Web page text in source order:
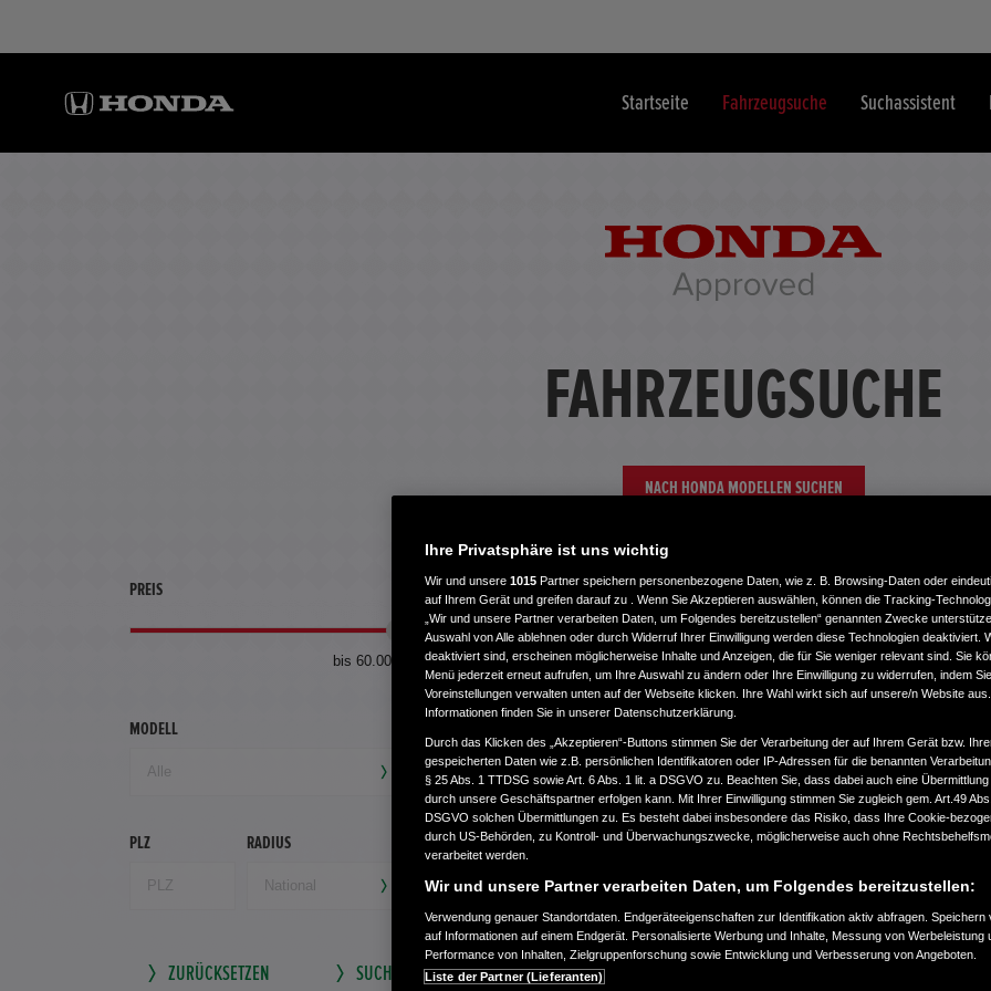
Startseite Fahrzeugsuche Suchassistent
FAHRZEUGSUCHE
NACH HONDA MODELLEN SUCHEN
PREIS
bis 60.000 €
ERSTZULASSUNG
ab 2000
bis
360.000
km
LEISTUNG
MODELL
PLZ RADIUS EURONORM
ZURÜCKSETZEN SUCHE SPEICHERN SUCHAUFTRAG ERSTELLEN
Ihre Privatsphäre ist uns wichtig
Wir und unsere 1015 Partner speichern personenbezogene Daten, wie z. B. Browsing-Daten oder
auf Ihrem Gerät und greifen darauf zu . Wenn Sie Akzeptieren auswählen, können die Tracking-
„Wir und unsere Partner verarbeiten Daten, um Folgendes bereitzustellen“ genannten Zwecke
Auswahl von Alle ablehnen oder durch Widerruf Ihrer Einwilligung werden diese Technologien deaktiviert.
deaktiviert sind, erscheinen möglicherweise Inhalte und Anzeigen, die für Sie weniger relevant sind. Sie
Menü jederzeit erneut aufrufen, um Ihre Auswahl zu ändern oder Ihre Einwilligung zu widerrufen, indem
Voreinstellungen verwalten unten auf der Webseite klicken. Ihre Wahl wirkt sich auf unsere/n Website
Informationen finden Sie in unserer Datenschutzerklärung.
Durch das Klicken des „Akzeptieren“-Buttons stimmen Sie der Verarbeitung der auf Ihrem Gerät bzw.
gespeicherten Daten wie z.B. persönlichen Identifikatoren oder IP-Adressen für die benannten
§ 25 Abs. 1 TTDSG sowie Art. 6 Abs. 1 lit. a DSGVO zu. Beachten Sie, dass dabei auch eine Übermittlung
durch unsere Geschäftspartner erfolgen kann. Mit Ihrer Einwilligung stimmen Sie zugleich gem. Art.49
DSGVO solchen Übermittlungen zu. Es besteht dabei insbesondere das Risiko, dass Ihre Cookie-
durch US-Behörden, zu Kontroll- und Überwachungszwecke, möglicherweise auch ohne
verarbeitet werden.
Wir und unsere Partner verarbeiten Daten, um Folgendes bereitzustellen:
Verwendung genauer Standortdaten. Endgeräteeigenschaften zur Identifikation aktiv abfragen. Speichern
auf Informationen auf einem Endgerät. Personalisierte Werbung und Inhalte, Messung von Werbeleistung
Performance von Inhalten, Zielgruppenforschung sowie Entwicklung und Verbesserung von Angeboten.
Liste der Partner (Lieferanten)